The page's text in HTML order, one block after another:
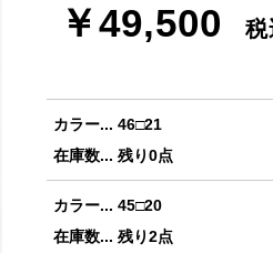
￥49,500
カラー... 46□21
在庫数... 残り0点
カラー... 45□20
在庫数... 残り2点